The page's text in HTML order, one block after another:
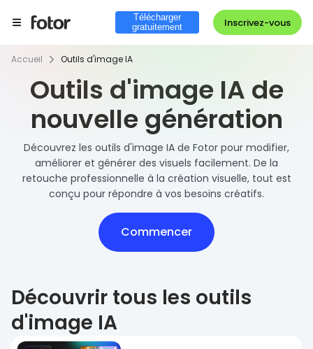
Télécharger
gratuitement
Inscrivez-vous
Accueil Outils d'image IA
Outils d'image IA de
nouvelle génération
Découvrez les outils d'image IA de Fotor pour modifier,
améliorer et générer des visuels facilement. De la
retouche professionnelle à la création visuelle, tout est
conçu pour répondre à vos besoins créatifs.
Commencer
Découvrir tous les outils
d'image IA